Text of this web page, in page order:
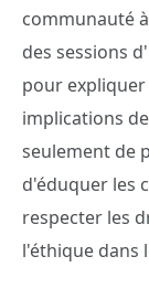
communauté
des sessions
pour expliquer
implications
seulement de
d'éduquer les
respecter les
l'éthique dans